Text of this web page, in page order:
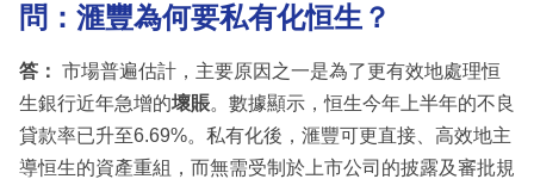
問：滙豐為何要私有化恒生？
答： 市場普遍估計，主要原因之一是為了更有效地處理恒
生銀行近年急增的壞賬。數據顯示，恒生今年上半年的不良
貸款率已升至6.69%。私有化後，滙豐可更直接、高效地主
導恒生的資產重組，而無需受制於上市公司的披露及審批規